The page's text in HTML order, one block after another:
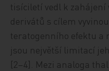
tisíciletí vedl k
derivátů s cílem
teratogenního efektu a
jsou největší limitací
[2–4]. Mezi analoga